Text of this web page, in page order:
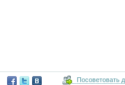
Посоветовать